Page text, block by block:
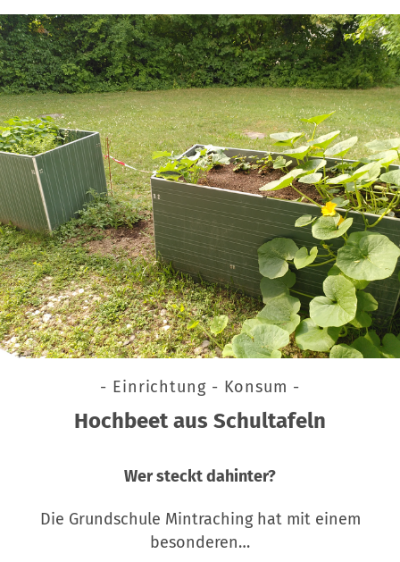
- Einrichtung - Konsum -
Hochbeet aus Schultafeln
Wer steckt dahinter?
Die Grundschule Mintraching hat mit einem
besonderen…